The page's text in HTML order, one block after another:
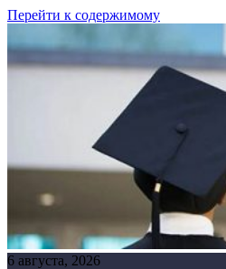
Перейти к содержимому
6 августа, 2026